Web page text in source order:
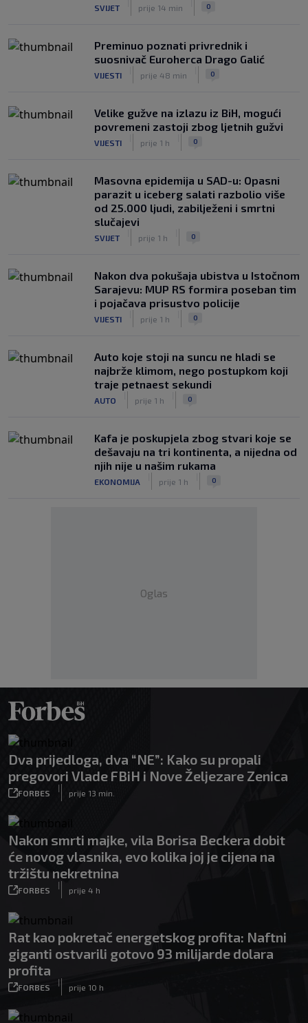
SVIJET prije 14 min 0
Preminuo poznati privrednik i
suosnivač Euroherca Drago Galić
VIJESTI prije 48 min 0
Velike gužve na izlazu iz BiH, mogući
povremeni zastoji zbog ljetnih gužvi
VIJESTI prije 1 h 0
Masovna epidemija u SAD-u: Opasni
parazit u iceberg salati razbolio više
od 25.000 ljudi, zabilježeni i smrtni
slučajevi
SVIJET prije 1 h 0
Nakon dva pokušaja ubistva u Istočnom
Sarajevu: MUP RS formira poseban tim
i pojačava prisustvo policije
VIJESTI prije 1 h 0
Auto koje stoji na suncu ne hladi se
najbrže klimom, nego postupkom koji
traje petnaest sekundi
AUTO prije 1 h 0
Kafa je poskupjela zbog stvari koje se
dešavaju na tri kontinenta, a nijedna od
njih nije u našim rukama
EKONOMIJA prije 1 h 0
Oglas
Dva prijedloga, dva “NE”: Kako su propali
pregovori Vlade FBiH i Nove Željezare Zenica
FORBES
|
prije 13 min.
Nakon smrti majke, vila Borisa Beckera dobit
će novog vlasnika, evo kolika joj je cijena na
tržištu nekretnina
FORBES
|
prije 4 h
Rat kao pokretač energetskog profita: Naftni
giganti ostvarili gotovo 93 milijarde dolara
profita
FORBES
|
prije 10 h